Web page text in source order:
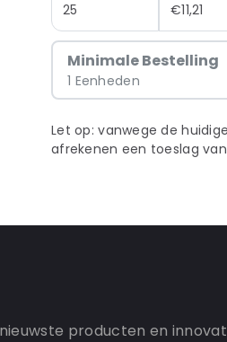
25 €11,21
Minimale Bestelling
1 Eenheden
Let op: vanwege de
afrekenen een toeslag
producten en